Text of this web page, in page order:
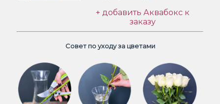
+ добавить Аквабокс к
заказу
Совет по уходу за цветами